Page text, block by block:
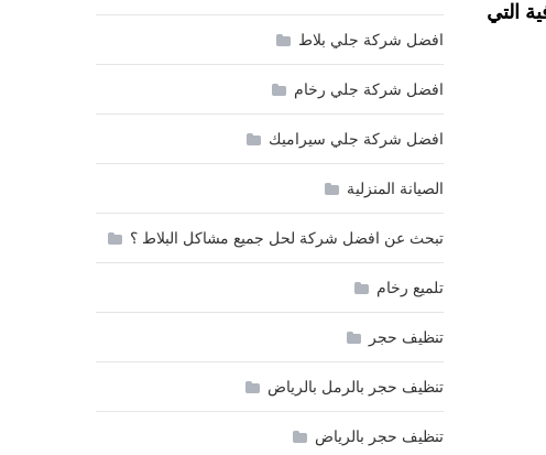
التي
افضل شركة جلي بلاط
افضل شركة جلي رخام
افضل شركة جلي سيراميك
الصيانة المنزلية
تبحث عن افضل شركة لحل جميع مشاكل البلاط ؟
تلميع رخام
تنظيف حجر
تنظيف حجر بالرمل بالرياض
تنظيف حجر بالرياض